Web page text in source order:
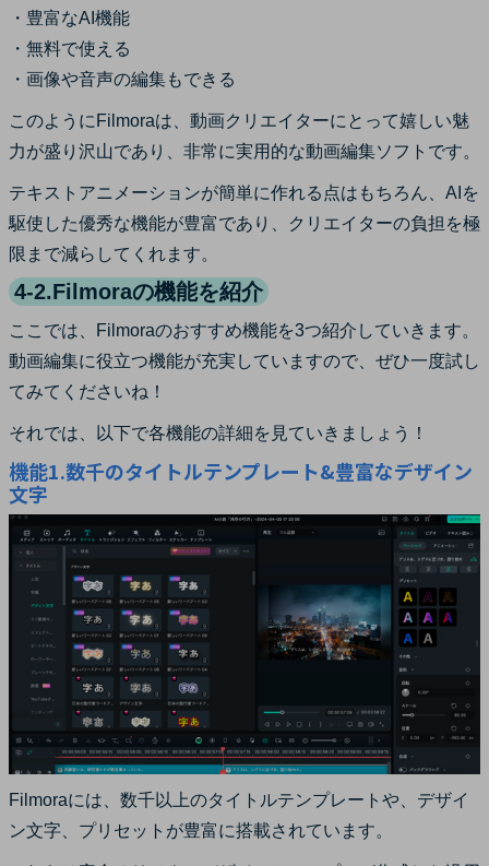
・豊富なAI機能
・無料で使える
・画像や音声の編集もできる
このようにFilmoraは、動画クリエイターにとって嬉しい魅
力が盛り沢山であり、非常に実用的な動画編集ソフトです。
テキストアニメーションが簡単に作れる点はもちろん、AIを
駆使した優秀な機能が豊富であり、クリエイターの負担を極
限まで減らしてくれます。
4-2.Filmoraの機能を紹介
ここでは、Filmoraのおすすめ機能を3つ紹介していきます。
動画編集に役立つ機能が充実していますので、ぜひ一度試し
てみてくださいね！
それでは、以下で各機能の詳細を見ていきましょう！
機能1.数千のタイトルテンプレート&豊富なデザイン
文字
Filmoraには、数千以上のタイトルテンプレートや、デザイ
ン文字、プリセットが豊富に搭載されています。